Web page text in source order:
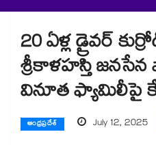
20 ఏళ్ల డ్రైవర్
శ్రీకాళహస్తి జనసేన
వినూత ఫ్యామిలీపై
ఆంధ్రప్రదేశ్ July 12, 2025